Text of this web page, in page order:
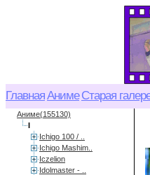
ГлавнаяАниме Старая
Аниме(155130)
I
Ichigo 100 / ..
Ichigo Mashim..
Iczelion
Idolmaster - ..